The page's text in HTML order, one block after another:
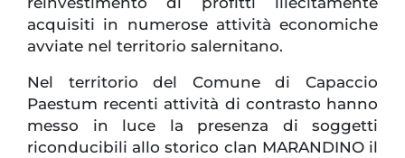
acquisiti in numerose attività economiche
avviate nel territorio salernitano.
Nel territorio del Comune di Capaccio
Paestum recenti attività di contrasto hanno
messo in luce la presenza di soggetti
riconducibili allo storico clan MARANDINO il